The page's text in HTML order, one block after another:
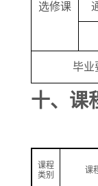
选修课
毕业
十、 课
课程
类别
课